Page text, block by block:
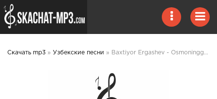
Скачать mp3 » Узбекские песни » Baxtiyor Ergashev - Osmoningga 2020 mp3 скачать